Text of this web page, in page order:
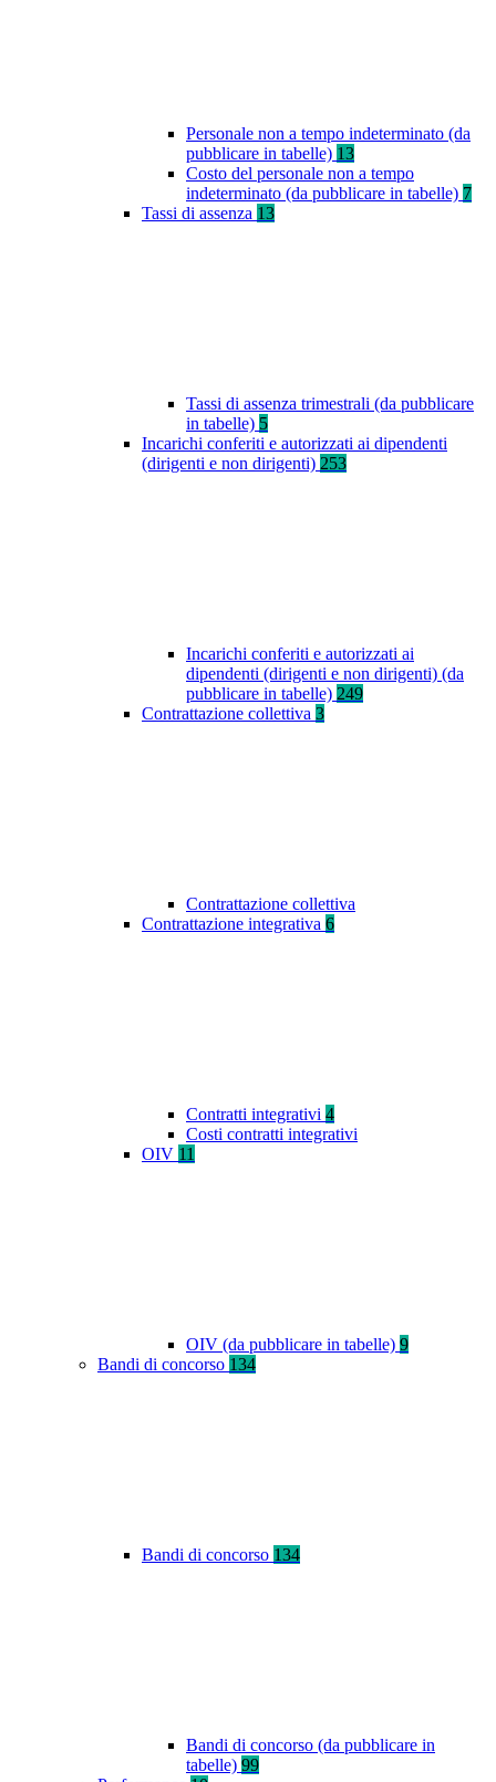
Personale non a tempo indeterminato (da
pubblicare in tabelle) 13
Costo del personale non a tempo
indeterminato (da pubblicare in tabelle) 7
Tassi di assenza 13
Tassi di assenza trimestrali (da pubblicare
in tabelle) 5
Incarichi conferiti e autorizzati ai dipendenti
(dirigenti e non dirigenti) 253
Incarichi conferiti e autorizzati ai
dipendenti (dirigenti e non dirigenti) (da
pubblicare in tabelle) 249
Contrattazione collettiva 3
Contrattazione collettiva
Contrattazione integrativa 6
Contratti integrativi 4
Costi contratti integrativi
OIV 11
OIV (da pubblicare in tabelle) 9
Bandi di concorso 134
Bandi di concorso 134
Bandi di concorso (da pubblicare in
tabelle) 99